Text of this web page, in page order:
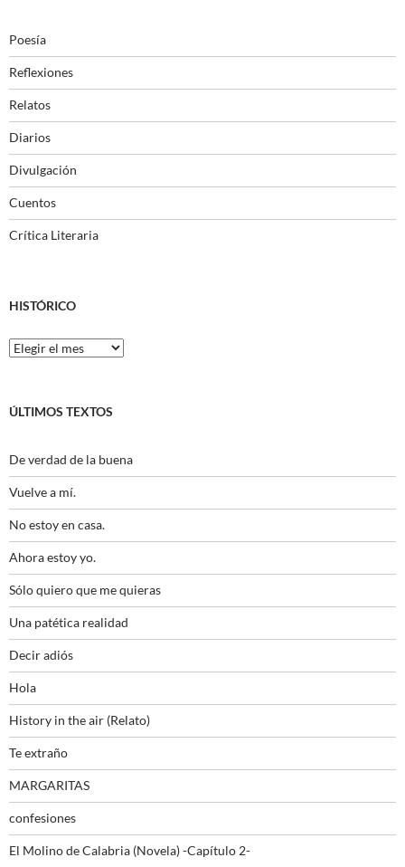
Poesía
Reflexiones
Relatos
Diarios
Divulgación
Cuentos
Crítica Literaria
HISTÓRICO
Histórico
ÚLTIMOS TEXTOS
De verdad de la buena
Vuelve a mí.
No estoy en casa.
Ahora estoy yo.
Sólo quiero que me quieras
Una patética realidad
Decir adiós
Hola
History in the air (Relato)
Te extraño
MARGARITAS
confesiones
El Molino de Calabria (Novela) -Capítulo 2-